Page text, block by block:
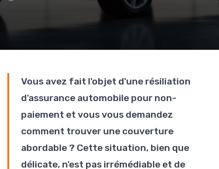
Vous avez fait l'objet d'une résiliation
d'assurance automobile pour non-
paiement et vous vous demandez
comment trouver une couverture
abordable ? Cette situation, bien que
délicate, n'est pas irrémédiable et de